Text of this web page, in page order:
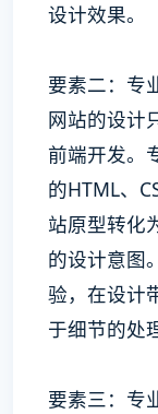
设计效果。
要素二：专
网站的设计
前端开发。
的HTML、
站原型转化
的设计意图
验，在设计
于细节的处
要素三：专